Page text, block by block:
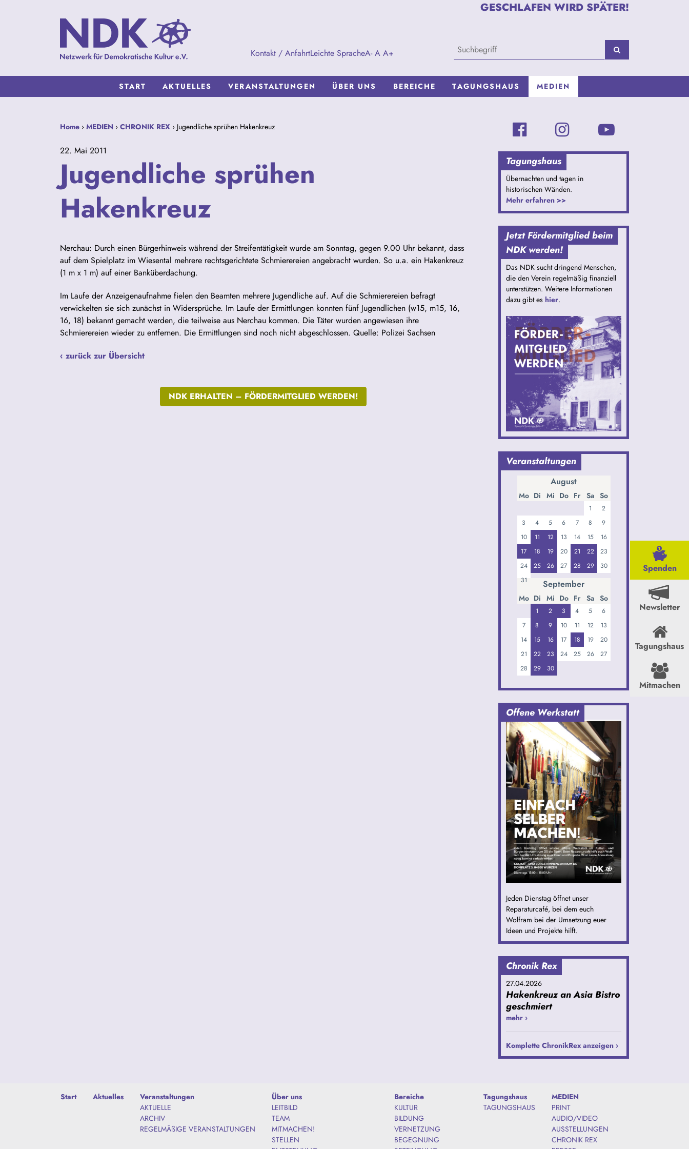
Kontakt / AnfahrtLeichte SpracheA- A A+
GESCHLAFEN WIRD SPÄTER!
START AKTUELLES VERANSTALTUNGEN ÜBER UNS BEREICHE TAGUNGSHAUS MEDIEN
Spenden
Newsletter
Tagungshaus
Mitmachen
Home › MEDIEN › CHRONIK REX › Jugendliche sprühen Hakenkreuz
22. Mai 2011
Jugendliche sprühen
Hakenkreuz
Nerchau: Durch einen Bürgerhinweis während der Streifentätigkeit wurde am Sonntag, gegen 9.00 Uhr bekannt, dass
auf dem Spielplatz im Wiesental mehrere rechtsgerichtete Schmierereien angebracht wurden. So u.a. ein Hakenkreuz
(1 m x 1 m) auf einer Banküberdachung.
Im Laufe der Anzeigenaufnahme fielen den Beamten mehrere Jugendliche auf. Auf die Schmierereien befragt
verwickelten sie sich zunächst in Widersprüche. Im Laufe der Ermittlungen konnten fünf Jugendlichen (w15, m15, 16,
16, 18) bekannt gemacht werden, die teilweise aus Nerchau kommen. Die Täter wurden angewiesen ihre
Schmierereien wieder zu entfernen. Die Ermittlungen sind noch nicht abgeschlossen. Quelle: Polizei Sachsen
‹ zurück zur Übersicht
NDK ERHALTEN – FÖRDERMITGLIED WERDEN!
Tagungshaus
Übernachten und tagen in
historischen Wänden.
Mehr erfahren >>
Jetzt Fördermitglied beim
NDK werden!
Das NDK sucht dringend Menschen,
die den Verein regelmäßig finanziell
unterstützen. Weitere Informationen
dazu gibt es hier.
Veranstaltungen
August
Mo Di Mi Do Fr Sa So
1
2
3
4 5 6 7 8
9
10
11 12 13 14 15
16
17
18 19 20 21 22
23
24
25 26 27 28 29
30
31
September
Mo Di Mi Do Fr Sa So
1 2 3 4 5
6
7
8 9 10 11 12
13
14
15 16 17 18 19
20
21
22 23 24 25 26
27
28
29 30
Offene Werkstatt
Jeden Dienstag öffnet unser
Reparaturcafé, bei dem euch
Wolfram bei der Umsetzung euer
Ideen und Projekte hilft.
Chronik Rex
27.04.2026
Hakenkreuz an Asia Bistro
geschmiert
mehr ›
Komplette ChronikRex anzeigen ›
Start Aktuelles
Veranstaltungen
AKTUELLE
ARCHIV
REGELMÄßIGE VERANSTALTUNGEN
Über uns
LEITBILD
TEAM
MITMACHEN!
STELLEN
Bereiche
KULTUR
BILDUNG
VERNETZUNG
BEGEGNUNG
Tagungshaus
TAGUNGSHAUS
MEDIEN
PRINT
AUDIO/VIDEO
AUSSTELLUNGEN
CHRONIK REX